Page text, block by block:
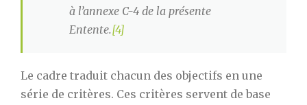
à l’annexe C-4 de la présente
Entente.[4]
Le cadre traduit chacun des objectifs en une
série de critères. Ces critères servent de base